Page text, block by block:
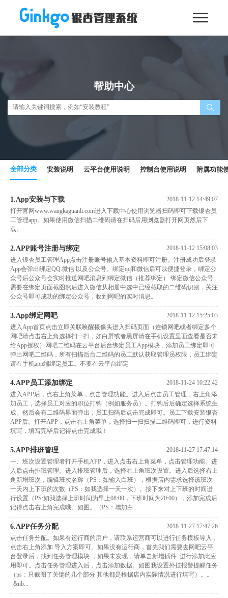
帮助中心
全部分类 安装说明 云平台使用说明 控制台使用说明 附属功能
1.App安装与下载
2018-11-12 14:49:07
打开官网www.wangkaguanli.com进入下载中心使用浏览器扫码即可下载银杏员
工管理app。如果使用微信扫描二维码请在扫码后用浏览器打开网页然后下
载。
2.APP账号注册与绑定
2018-11-12 15:08:03
进入银杏员工管理App点击注册账号输入基本资料即可注册。注册成功后登录
App会弹出绑定QQ.微信.以及公众号。绑定qq和微信后可以便捷登录，绑定公
众号后公众号会实时推送网吧消息到绑定微信（推荐绑定） 绑定微信公众号
需要在绑定页面截图然后进入微信从相册中选中已经截取的二维码识别，关注
公众号即可成功的绑定公众号，收到网吧的实时消息。
3.App绑定网吧
2018-11-12 15:25:03
进入App首页点击立即关联唤醒摄像头进入扫码页面（连锁网吧或者绑定多个
网吧请点击右上角选择扫一扫，如白屏或者黑屏请在手机设置里面查看是否未
给App授权）网吧二维码在云平台后台绑定员工App模块，添加员工绑定即可
弹出网吧二维码，所有扫描后台二维码的员工默认获取管理员权限，员工绑定
请在手机app端绑定员工。不要在云平台绑定
4.APP员工添加绑定
2018-11-24 10:22:42
进入APP后，点右上角菜单，点击管理功能。进入后点击员工管理，右上角添
加员工，选择员工对应的职位打钩（例如服务员）。打钩后后确定选择系统生
成。然后会有二维码界面弹出，员工扫码后点击完成即可。员工下载安装银杏
APP后。打开APP，点击右上角菜单，选择扫一扫扫描二维码即可，进行资料
填写，填写完毕后记得点击完成哦！
5.APP排班管理
2018-11-27 17:47:14
一、班次设置管理者打开手机APP，进入点击右上角菜单，点击管理功能。进
入后点击排班管理。进入排班管理后，选择右上角班次设置。进入后选择右上
角新增班次，编辑班次名称（PS：如输入白班），根据店内需求选择该班次
一天内上下班的次数（PS：如我选择一天一次）。接下来对上下班的时间进
行设置（PS:如我选择上班时间为早上08:00，下班时间为20:00），添加完成后
记得点击右上角完成哦。如图。（PS：增加白...
6.APP任务分配
2018-11-27 17:47:26
点击任务分配。如果有运行商的用户，请联系运营商可以进行任务模板导入，
点击右上角添加 导入方案即可。如果没有运行商，首先我们需要去网吧云平
台登录后，找到任务管理模块 ，如果未发现，请单击新增插件 进行添加此应
用即可。点击任务管理进入后，点击添加数据。如图我设置外挂报警提醒任务
（ps：只截图了关键的几个部分 其他都是根据店内实际情况进行填写）。。
&nb...